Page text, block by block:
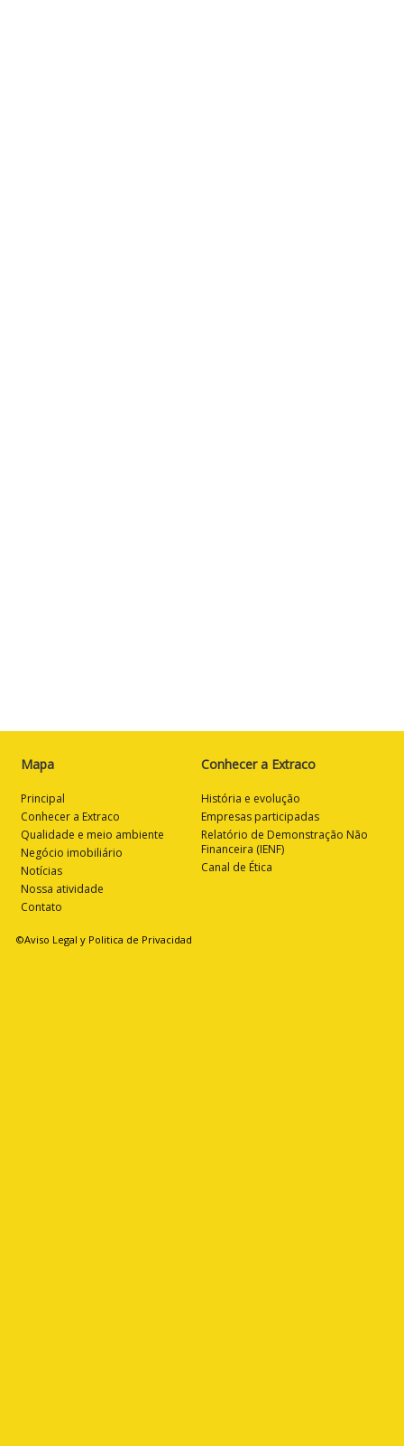
Mapa
Principal
Conhecer a Extraco
Qualidade e meio ambiente
Negócio imobiliário
Notícias
Nossa atividade
Contato
Conhecer a Extraco
História e evolução
Empresas participadas
Relatório de Demonstração Não
Financeira (IENF)
Canal de Ética
©Aviso Legal y Politica de Privacidad